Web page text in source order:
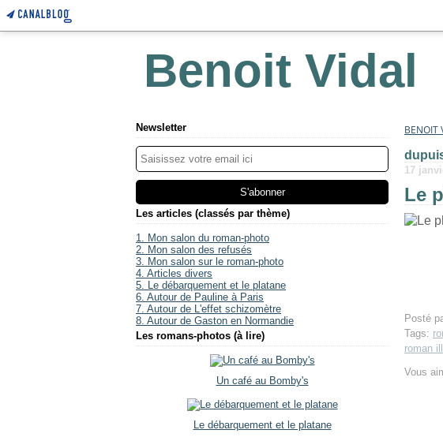
Benoit Vidal
Newsletter
Les articles (classés par thème)
1. Mon salon du roman-photo
2. Mon salon des refusés
3. Mon salon sur le roman-photo
4. Articles divers
5. Le débarquement et le platane
6. Autour de Pauline à Paris
7. Autour de L'effet schizomètre
8. Autour de Gaston en Normandie
Les romans-photos (à lire)
Un café au Bomby's
Le débarquement et le platane
BENOIT
17
Le
Posté
Tags:
roman
Vous